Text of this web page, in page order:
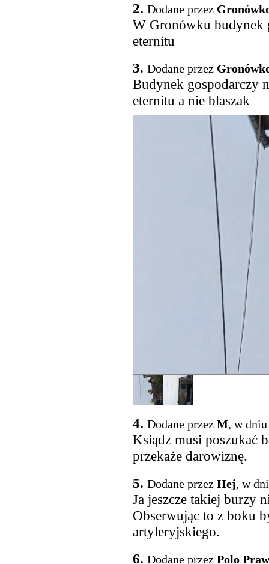
2. Dodane przez
W Gronówku budynek
eternitu
3. Dodane przez
Budynek gospodarczy
eternitu a nie blaszak
4. Dodane przez M, w
Ksiądz musi poszukać
przekaże darowiznę.
5. Dodane przez Hej, w
Ja jeszcze takiej burzy
Obserwując to z boku
artyleryjskiego.
6. Dodane przez Polo